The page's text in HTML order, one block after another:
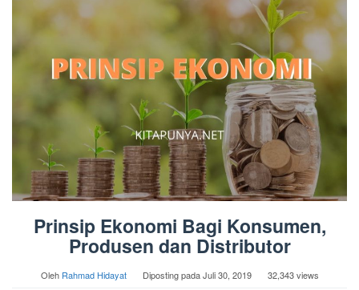
Prinsip Ekonomi Bagi Konsumen,
Produsen dan Distributor
Oleh Rahmad Hidayat Diposting padaJuli 30, 2019 32,343 views